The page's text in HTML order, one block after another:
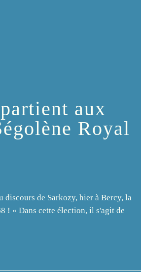
aux
Royal
de Sarkozy, hier à Bercy, la
! « Dans cette élection, il s'agit de